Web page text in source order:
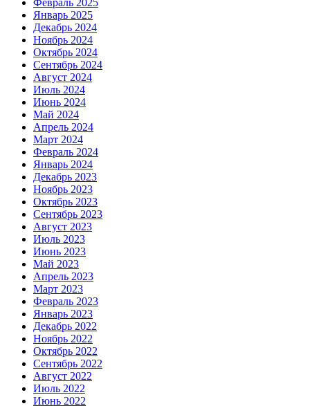
Февраль 2025
Январь 2025
Декабрь 2024
Ноябрь 2024
Октябрь 2024
Сентябрь 2024
Август 2024
Июль 2024
Июнь 2024
Май 2024
Апрель 2024
Март 2024
Февраль 2024
Январь 2024
Декабрь 2023
Ноябрь 2023
Октябрь 2023
Сентябрь 2023
Август 2023
Июль 2023
Июнь 2023
Май 2023
Апрель 2023
Март 2023
Февраль 2023
Январь 2023
Декабрь 2022
Ноябрь 2022
Октябрь 2022
Сентябрь 2022
Август 2022
Июль 2022
Июнь 2022